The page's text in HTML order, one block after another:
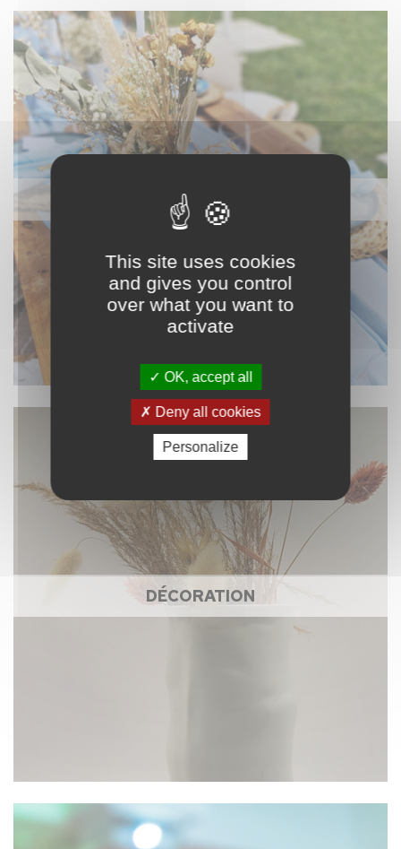
NAPPAGE ET TEXTILE
DÉCORATION
This site uses cookies
and gives you control
over what you want to
activate
OK, accept all
Deny all cookies
Personalize